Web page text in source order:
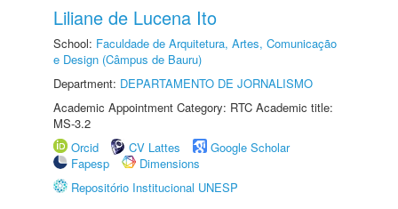
Liliane de Lucena Ito
School: Faculdade de Arquitetura, Artes, Comunicação
e Design (Câmpus de Bauru)
Department: DEPARTAMENTO DE JORNALISMO
Academic Appointment Category: RTC Academic title:
MS-3.2
Orcid
CV Lattes
Google Scholar
Fapesp
Dimensions
Repositório Institucional UNESP